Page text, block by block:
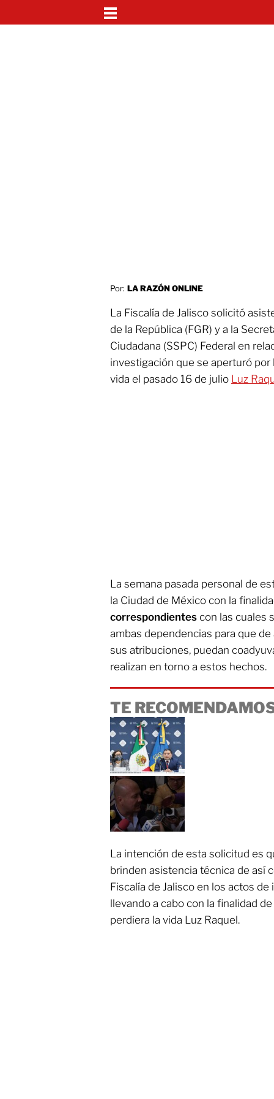
Por: LA RAZÓN ONLINE
La Fiscalía de Jalisco solicitó
de la República (FGR) y a la
Ciudadana (SSPC) Federal en
investigación que se aperturó
vida el pasado 16 de julio Luz
La semana pasada personal de
la Ciudad de México con la
correspondientes con las cuales
ambas dependencias para que
sus atribuciones, puedan
realizan en torno a estos hechos.
TE
La intención de esta solicitud es
brinden asistencia técnica de así
Fiscalía de Jalisco en los actos
llevando a cabo con la finalidad
perdiera la vida Luz Raquel.